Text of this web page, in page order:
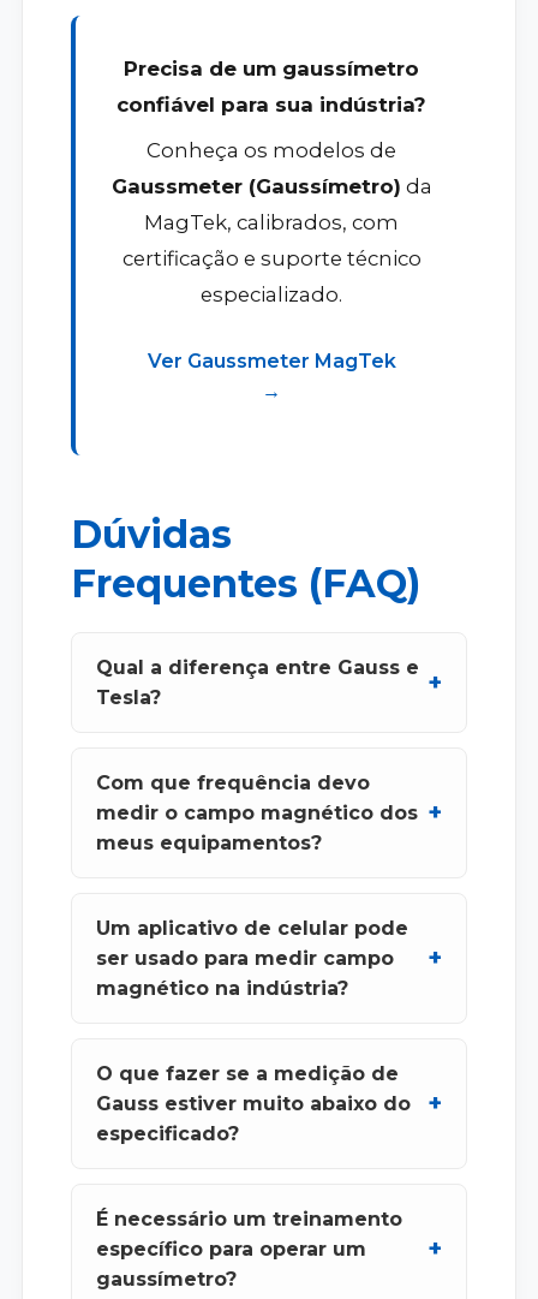
Precisa de um gaussímetro
confiável para sua indústria?
Conheça os modelos de
Gaussmeter (Gaussímetro) da
MagTek, calibrados, com
certificação e suporte técnico
especializado.
Ver Gaussmeter MagTek
→
Dúvidas
Frequentes (FAQ)
Qual a diferença entre Gauss e
Tesla?
Com que frequência devo
medir o campo magnético dos
meus equipamentos?
Um aplicativo de celular pode
ser usado para medir campo
magnético na indústria?
O que fazer se a medição de
Gauss estiver muito abaixo do
especificado?
É necessário um treinamento
específico para operar um
gaussímetro?